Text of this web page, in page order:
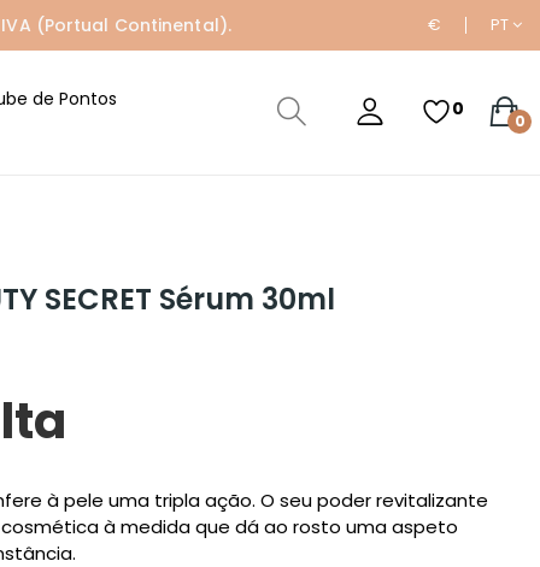
(Portual Continental). € PT
de Pontos
0
0
SECRET Sérum 30ml
à pele uma tripla ação. O seu poder revitalizante
à medida que dá ao rosto uma aspeto